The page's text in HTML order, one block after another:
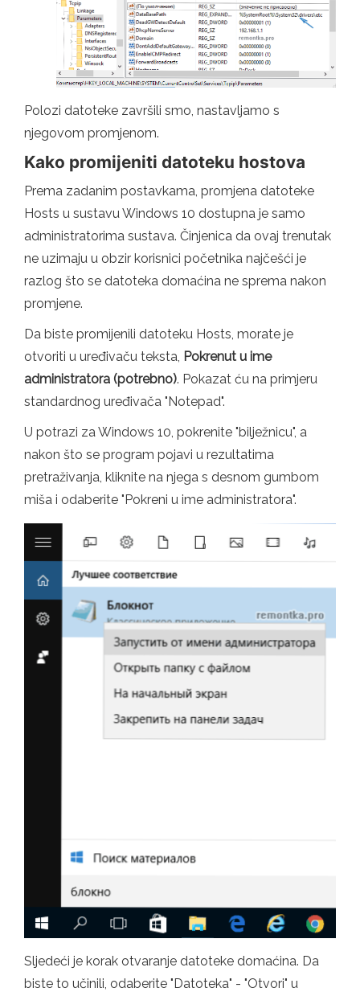
Polozi datoteke završili smo, nastavljamo s
njegovom promjenom.
Kako promijeniti datoteku hostova
Prema zadanim postavkama, promjena datoteke
Hosts u sustavu Windows 10 dostupna je samo
administratorima sustava. Činjenica da ovaj trenutak
ne uzimaju u obzir korisnici početnika najčešći je
razlog što se datoteka domaćina ne sprema nakon
promjene.
Da biste promijenili datoteku Hosts, morate je
otvoriti u uređivaču teksta, Pokrenut u ime
administratora (potrebno). Pokazat ću na primjeru
standardnog uređivača "Notepad".
U potrazi za Windows 10, pokrenite "bilježnicu", a
nakon što se program pojavi u rezultatima
pretraživanja, kliknite na njega s desnom gumbom
miša i odaberite "Pokreni u ime administratora".
Sljedeći je korak otvaranje datoteke domaćina. Da
biste to učinili, odaberite "Datoteka" - "Otvori" u